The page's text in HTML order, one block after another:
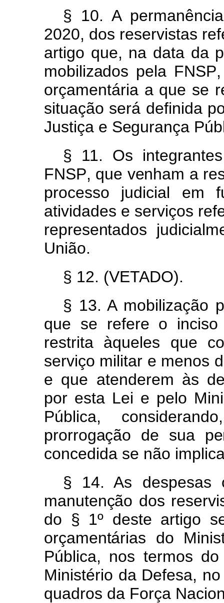
§ 10. A
2020, dos reservistas
artigo que, na data da
mobilizados pela FNSP
orçamentária a que se
situação será definida
Justiça e Segurança
§ 11. Os
FNSP, que venham a
processo judicial em
atividades e serviços
representados
União.
§ 12. (VETADO).
§ 13.A mobilização
que se refere o
restrita àqueles que
serviço militar e menos
e que atenderem às
por esta Lei e pelo
Pública,
prorrogação de sua
concedida se não
§ 14. As despesas
manutenção dos
do § 1º deste artigo
orçamentárias do
Pública, nos termos
Ministério da Defesa,
quadros da Força